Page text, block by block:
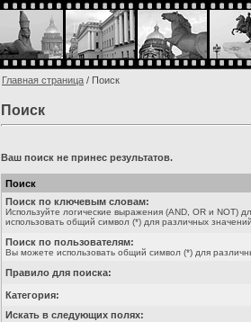
Главная страница / Поиск
Поиск
Ваш поиск не принес результатов.
Поиск
Поиск по ключевым словам:
Используйте логические выражения (AND, OR и NOT)
использовать общий символ (*) для различных
Поиск по пользователям:
Вы можете использовать общий символ (*) для
Правило для поиска:
Категория:
Искать в следующих полях: